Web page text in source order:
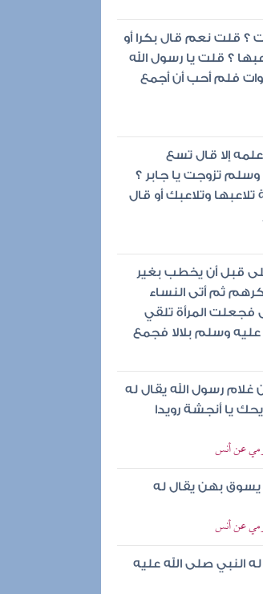
؟ قلت نعم قال بكرا أو
؟ قلت يا رسول الله
فلم أحب أن أجمع
إلا قال تسع
وسلم تزوجت يا جابر ؟
وتلاعبك أو قال
قبل أن يخطب بغير
ثم أتى النساء
المرأة تلقي
وسلم بلالا فجمع
رسول الله يقال له
يا أنجشة رويدا
عن أنس
يسوق بهن يقال له
عن أنس
النبي صلى الله عليه